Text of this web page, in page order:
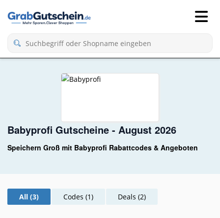
Babyprofi Gutscheine - August 2026
Speichern Groß mit Babyprofi Rabattcodes & Angeboten
All (3) Codes (1) Deals (2)